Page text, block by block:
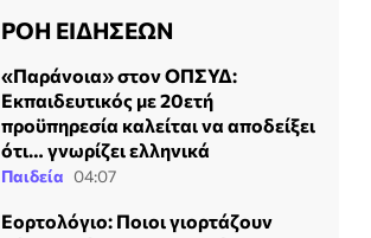
ΡΟΗ ΕΙΔΗΣΕΩΝ
«Παράνοια» στον ΟΠΣΥΔ:
Εκπαιδευτικός με 20ετή
προϋπηρεσία καλείται να αποδείξει
ότι… γνωρίζει ελληνικά
Παιδεία 04:07
Εορτολόγιο: Ποιοι γιορτάζουν